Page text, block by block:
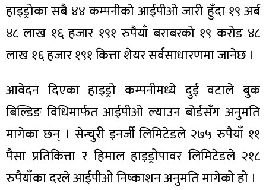
हाइड्रोका सबै ४४ कम्पनीको आईपीओ जारी हुँदा १९ अर्ब
४८ लाख १६ हजार १९१ रुपैयाँ बराबरको १९ करोड ४८
लाख १६ हजार १९१ कित्ता शेयर सर्वसाधारणमा जानेछ ।
आवेदन दिएका हाइड्रो कम्पनीमध्ये दुई वटाले बुक
बिल्डिङ विधिमार्फत आईपीओ ल्याउन बोर्डसँग अनुमति
मागेका छन् । सेन्चुरी इनर्जी लिमिटेडले २७५ रुपैयाँ ११
पैसा प्रतिकित्ता र हिमाल हाइड्रोपावर लिमिटेडले २१८
रुपैयाँका दरले आईपीओ निष्काशन अनुमति मागेको हो ।